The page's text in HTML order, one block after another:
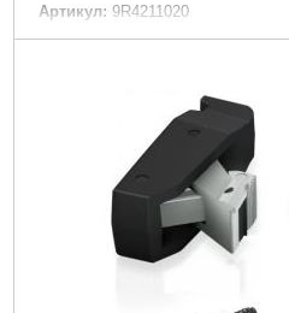
Артикул: 9R4211020
Код товара: 31.22.59